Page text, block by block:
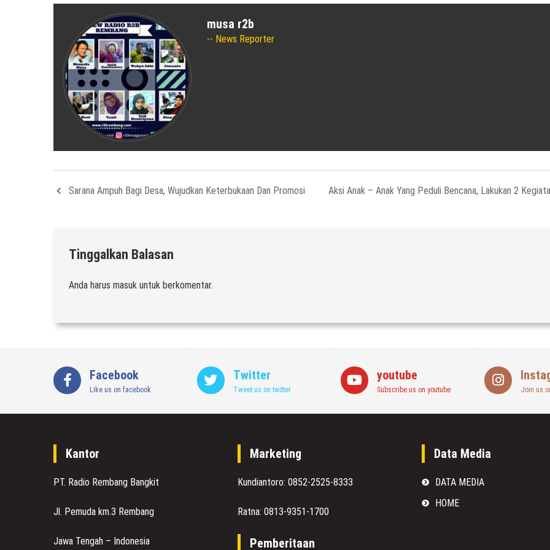
musa r2b
News Reporter
Sarana Ampuh Bagi Desa, Wujudkan Keterbukaan Dan Promosi Aksi Anak – Anak Yang Peduli Bencana, Lakukan 2
Tinggalkan Balasan
Anda harus masuk untuk berkomentar.
Facebook
Like us on facebook
Twitter
Tweet us on twitter
youtube
Subscribe us on youtube Join us
Kantor
PT. Radio Rembang Bangkit
Jl. Pemuda km.3 Rembang
Jawa Tengah – Indonesia
Marketing
Kundiantoro: 0852-2525-8333
Ratna: 0813-9351-1700
Pemberitaan
Data Media
DATA MEDIA
HOME